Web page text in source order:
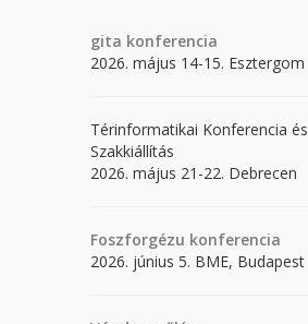
gita konferencia
2026. május 14-15. Esztergom
Térinformatikai Konferencia és
Szakkiállítás
2026. május 21-22. Debrecen
Foszforgézu konferencia
2026. június 5. BME, Budapest